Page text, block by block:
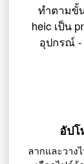
ทำตามขั้
heic เป็น
อุปกรณ์ -
อัป
ลากและวาง